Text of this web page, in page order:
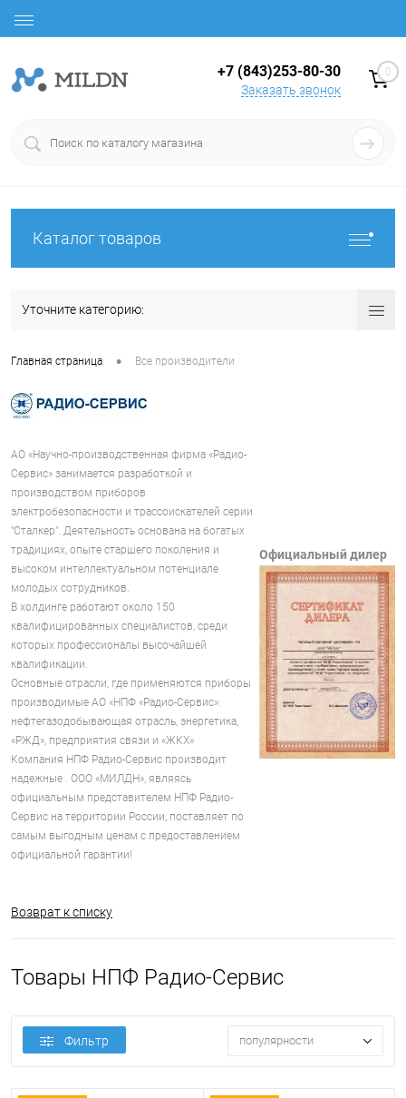
+7 (843)253-80-30
Заказать звонок
0
Каталог товаров
Уточните категорию:
Главная страница • Все производители
АО «Научно-производственная фирма «Радио-
Сервис» занимается разработкой и
производством приборов
электробезопасности и трассоискателей серии
"Сталкер". Деятельность основана на богатых
традициях, опыте старшего поколения и
высоком интеллектуальном потенциале
молодых сотрудников.
В холдинге работают около 150
квалифицированных специалистов, среди
которых профессионалы высочайшей
квалификации.
Основные отрасли, где применяются приборы
производимые АО «НПФ «Радио-Сервис»:
нефтегазодобывающая отрасль, энергетика,
«РЖД», предприятия связи и «ЖКХ»
Компания НПФ Радио-Сервис производит
надежные . ООО «МИЛДН», являясь
официальным представителем НПФ Радио-
Сервис на территории России, поставляет по
самым выгодным ценам с предоставлением
официальной гарантии!
Официальный дилер
Возврат к списку
Товары НПФ Радио-Сервис
Фильтр популярности